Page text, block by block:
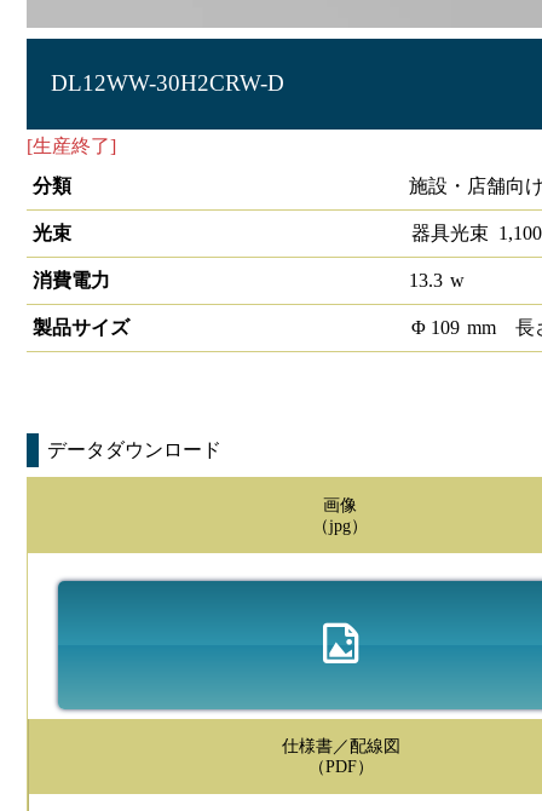
DL12WW-30H2CRW-D
[生産終了]
分類
施設・店舗向
光束 器具光束 1,100
消費電力 13.3 w
製品サイズ Φ 109 mm 長
データダウンロード
画像
（jpg）
仕様書／配線図
（PDF）